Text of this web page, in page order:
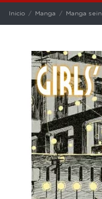
Inicio Manga Manga